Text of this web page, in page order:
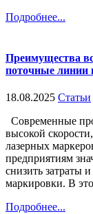
Подробнее...
Преимущества
поточные линии
18.08.2025 Статьи
Современные
высокой
лазерных
предприятиям
снизить затраты
маркировки. В
Подробнее...